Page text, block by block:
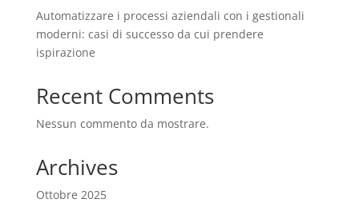
Automatizzare i processi aziendali con i gestionali
moderni: casi di successo da cui prendere
ispirazione
Recent Comments
Nessun commento da mostrare.
Archives
Ottobre 2025